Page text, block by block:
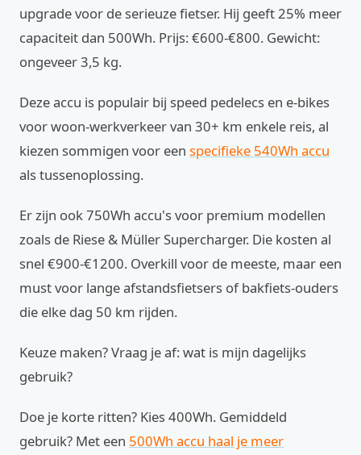
upgrade voor de serieuze fietser. Hij geeft 25% meer
capaciteit dan 500Wh. Prijs: €600-€800. Gewicht:
ongeveer 3,5 kg.
Deze accu is populair bij speed pedelecs en e-bikes
voor woon-werkverkeer van 30+ km enkele reis, al
kiezen sommigen voor een specifieke 540Wh accu
als tussenoplossing.
Er zijn ook 750Wh accu's voor premium modellen
zoals de Riese & Müller Supercharger. Die kosten al
snel €900-€1200. Overkill voor de meeste, maar een
must voor lange afstandsfietsers of bakfiets-ouders
die elke dag 50 km rijden.
Keuze maken? Vraag je af: wat is mijn dagelijks
gebruik?
Doe je korte ritten? Kies 400Wh. Gemiddeld
gebruik? Met een 500Wh accu haal je meer